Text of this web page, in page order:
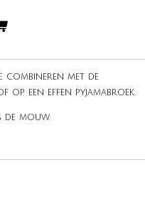
combineren met de
op een effen pyjamabroek.
mouw.